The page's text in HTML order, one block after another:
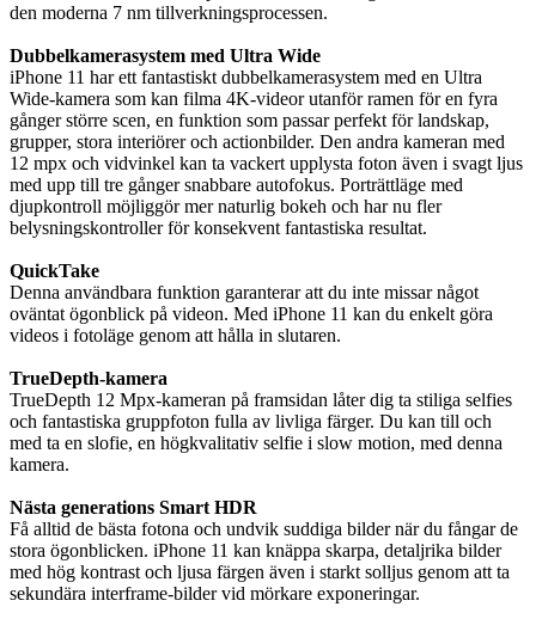
den moderna 7 nm tillverkningsprocessen.
Dubbelkamerasystem med Ultra Wide
iPhone 11 har ett fantastiskt dubbelkamerasystem med en Ultra
Wide-kamera som kan filma 4K-videor utanför ramen för en fyra
gånger större scen, en funktion som passar perfekt för landskap,
grupper, stora interiörer och actionbilder. Den andra kameran med
12 mpx och vidvinkel kan ta vackert upplysta foton även i svagt ljus
med upp till tre gånger snabbare autofokus. Porträttläge med
djupkontroll möjliggör mer naturlig bokeh och har nu fler
belysningskontroller för konsekvent fantastiska resultat.
QuickTake
Denna användbara funktion garanterar att du inte missar något
oväntat ögonblick på videon. Med iPhone 11 kan du enkelt göra
videos i fotoläge genom att hålla in slutaren.
TrueDepth-kamera
TrueDepth 12 Mpx-kameran på framsidan låter dig ta stiliga selfies
och fantastiska gruppfoton fulla av livliga färger. Du kan till och
med ta en slofie, en högkvalitativ selfie i slow motion, med denna
kamera.
Nästa generations Smart HDR
Få alltid de bästa fotona och undvik suddiga bilder när du fångar de
stora ögonblicken. iPhone 11 kan knäppa skarpa, detaljrika bilder
med hög kontrast och ljusa färgen även i starkt solljus genom att ta
sekundära interframe-bilder vid mörkare exponeringar.